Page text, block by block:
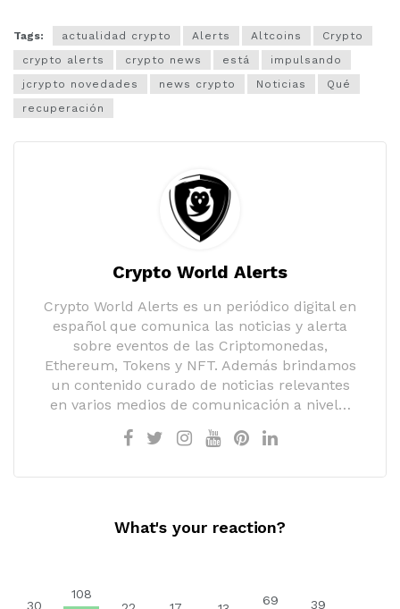
Tags: actualidad crypto Alerts Altcoins
Crypto
crypto alerts
crypto news está
impulsando
jcrypto novedades
news crypto Noticias
Qué
recuperación
Crypto World Alerts
Crypto World Alerts es un periódico digital en
español que comunica las noticias y alerta
sobre eventos de las Criptomonedas,
Ethereum, Tokens y NFT. Además brindamos
un contenido curado de noticias relevantes
en varios medios de comunicación a nivel…
What's your reaction?
30
108
69 39